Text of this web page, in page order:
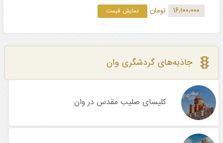
۱۶٫۱۰۰٫۰۰۰ تومان نمایش قیمت
جاذبه‌های گردشگری وان
کلیسای صلیب مقدس در وان